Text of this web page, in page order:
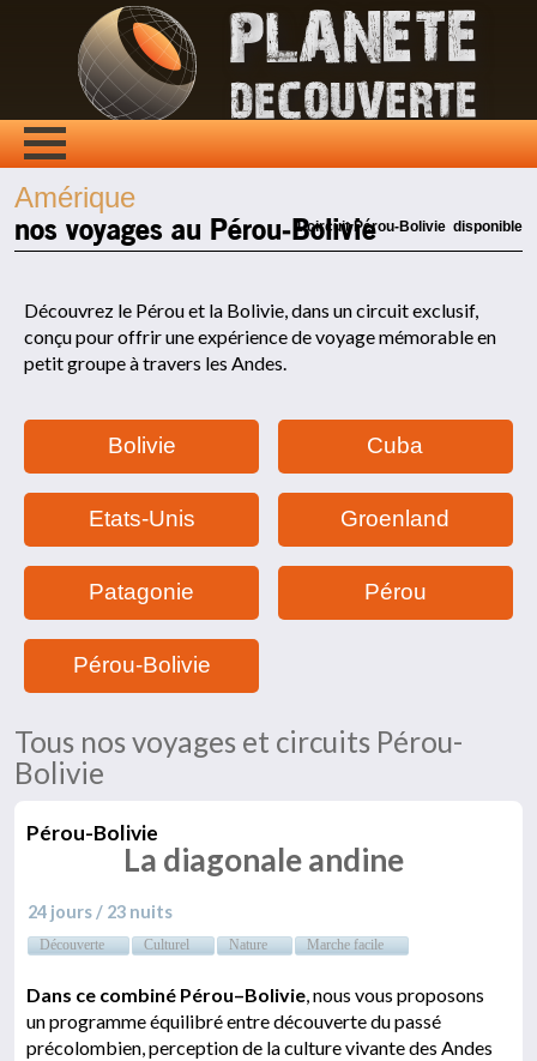
Amérique
nos voyages au Pérou-Bolivie1 circuit Pérou-Bolivie disponible
Découvrez le Pérou et la Bolivie, dans un circuit exclusif,
conçu pour offrir une expérience de voyage mémorable en
petit groupe à travers les Andes.
Bolivie Cuba
Etats-Unis Groenland
Patagonie Pérou
Pérou-Bolivie
Tous nos voyages et circuits Pérou-
Bolivie
Pérou-Bolivie
La diagonale andine
24 jours / 23 nuits
Découverte Culturel Nature Marche facile
Dans ce combiné Pérou–Bolivie, nous vous proposons
un programme équilibré entre découverte du passé
précolombien, perception de la culture vivante des Andes